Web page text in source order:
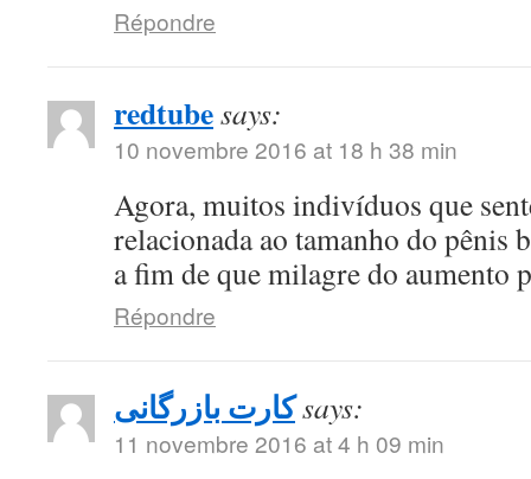
Répondre
redtubesays:
10 novembre 2016 at 18 h 38 min
Agora, muitos indivíduos que
relacionada ao tamanho do pênis
a fim de que milagre do aumento
Répondre
کارت بازرگانیsays:
11 novembre 2016 at 4 h 09 min